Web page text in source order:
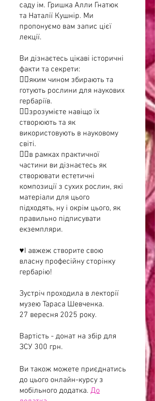
саду ім. Гришка Алли Гнатюк
та Наталії Кушнір. Ми
пропонуємо вам запис цієї
лекції.
Ви дізнаєтесь цікаві історичні
факти та секрети:
☝🏼яким чином збирають та
готують рослини для наукових
гербаріїв.
☝🏼зрозумієте навіщо їх
створюють та як
використовують в науковому
світі.
☝🏼в рамках практичної
частини ви дізнаєтесь як
створювати естетичні
композиції з сухих рослин, які
матеріали для цього
підходять, ну і окрім цього, як
правильно підписувати
екземпляри.
♥️І авжеж створите свою
власну професійну сторінку
гербарію!
Зустріч проходила в лекторії
музею Тараса Шевченка.
27 вересня 2025 року.
Вартість - донат на збір для
Ви також можете приєднатись
до цього онлайн-курсу з
мобільного додатка. До